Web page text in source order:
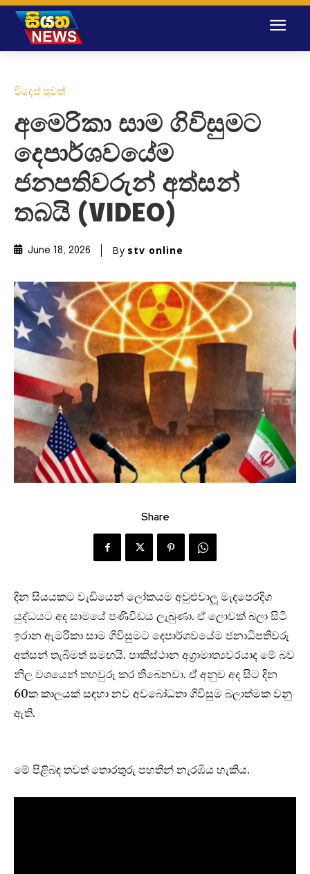
විදෙස් පුවත්
අමෙරිකා සාම ගිවිසුමට
දෙපාර්ශවයේම
ජනපතිවරුන් අත්සන්
තබයි (VIDEO)
June 18, 2026 By stv online
Share
දින සියයකට වැඩියෙන් ලෝකයම අවුළුවාලූ මැදපෙරදිග
යුද්ධයට අද සාමයේ පණිවිඩය ලැබුණා. ඒ ලොවක් බලා සිටි
ඉරාන ඇමරිකා සාම ගිවිසුමට දෙපාර්ශවයේම ජනාධිපතිවරු
අත්සන් තැබීමත් සමඟයි. පාකිස්ථාන අග්‍රාමාත්‍යවරයාද මේ බව
නිල වශයෙන් තහවුරු කර තිබෙනවා. ඒ අනුව අද සිට දින
60ක කාලයක් සඳහා නව අවබෝධතා ගිවිසුම බලාත්මක වනු
ඇති.
මේ පිළිබඳ තවත් තොරතුරු පහතින් නැරඹි‍ය හැකිය.